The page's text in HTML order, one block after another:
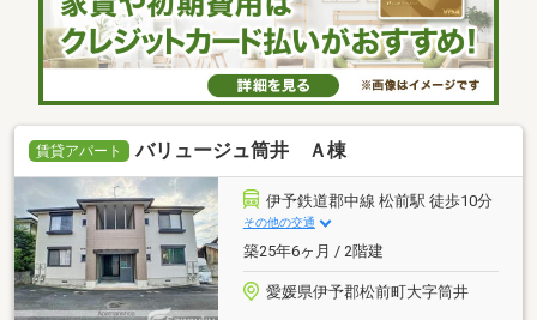
賃貸アパート バリュージュ筒井 Ａ棟
伊予鉄道郡中線 松前駅 徒歩10分
その他の交通
築25年6ヶ月 / 2階建
愛媛県伊予郡松前町大字筒井